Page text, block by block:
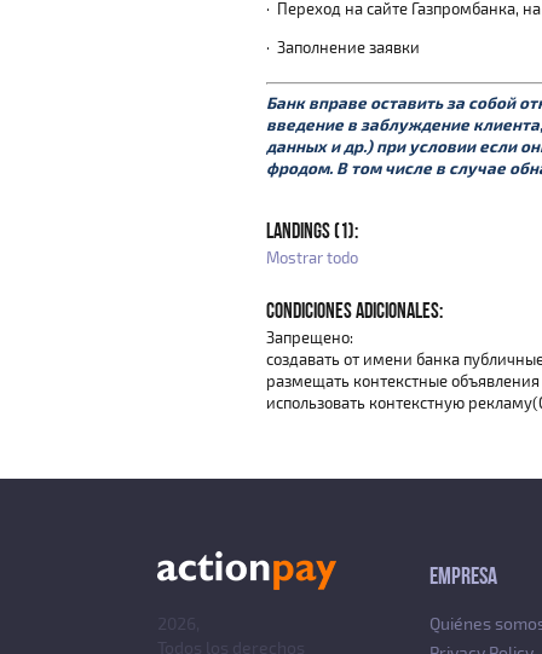
· Переход на сайте Газпромбанка,
· Заполнение заявки
Банк вправе оставить за собой
введение в заблуждение
данных и др.) при условии если
фродом. В том числе в случае
LANDINGS (1):
Mostrar todo
CONDICIONES ADICIONALES:
Запрещено:
создавать от имени банка
размещать контекстные
использовать контекстную
EMPRESA
Quiénes
2026,
Todos los derechos